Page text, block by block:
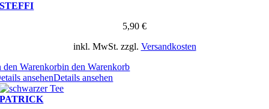
STEFFI
5,90 €
inkl. MwSt. zzgl. Versandkosten
den Warenkorbin den Warenkorb
ansehenDetails ansehen
PATRICK